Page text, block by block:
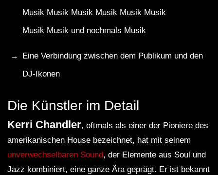
Musik Musik Musik Musik Musik Musik
Musik Musik und nochmals Musik
Eine Verbindung zwischen dem Publikum und den
DJ-Ikonen
Die Künstler im Detail
Kerri Chandler, oftmals als einer der Pioniere des
amerikanischen House bezeichnet, hat mit seinem
unverwechselbaren Sound, der Elemente aus Soul und
Jazz kombiniert, eine ganze Ära geprägt. Er ist bekannt